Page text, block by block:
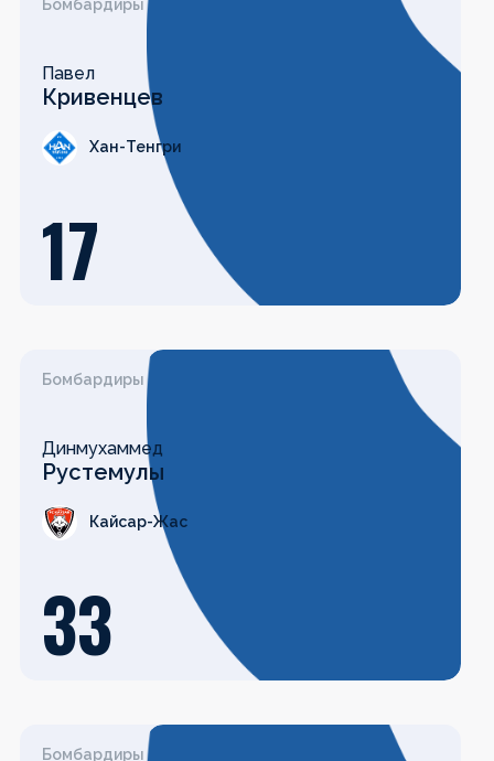
Бомбардиры
Павел
Кривенцев
Хан-Тенгри
17
Бомбардиры
Динмухаммед
Рустемулы
Кайсар-Жас
33
Бомбардиры